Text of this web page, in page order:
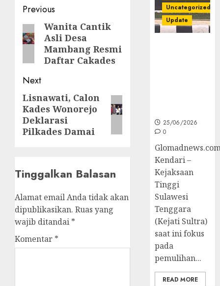
Post
navigation
Previous
Previous
post:
Wanita Cantik
Asli Desa
Mambang Resmi
Daftar Cakades
Next
Next
post:
Lisnawati, Calon
Kades Wonorejo
Deklarasi
Pilkades Damai
Tinggalkan Balasan
Alamat email Anda tidak akan
dipublikasikan. Ruas yang
wajib ditandai *
Komentar *
Uncategorized
Update
25/06/2026
0
Kendari –
Kejaksaan
Tinggi
Sulawesi
Tenggara
(Kejati Sultra)
saat ini fokus
pada
pemulihan...
READ MORE